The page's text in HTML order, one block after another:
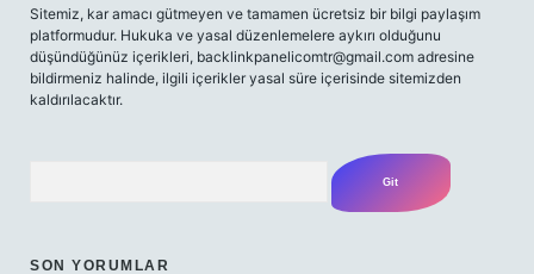
Sitemiz, kar amacı gütmeyen ve tamamen ücretsiz bir bilgi paylaşım
platformudur. Hukuka ve yasal düzenlemelere aykırı olduğunu
düşündüğünüz içerikleri, backlinkpanelicomtr@gmail.com adresine
bildirmeniz halinde, ilgili içerikler yasal süre içerisinde sitemizden
kaldırılacaktır.
SON YORUMLAR